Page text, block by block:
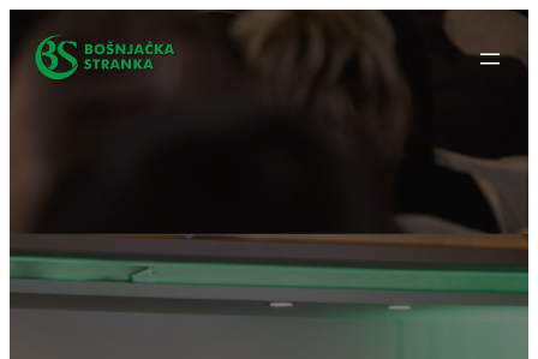
na
sadržaj